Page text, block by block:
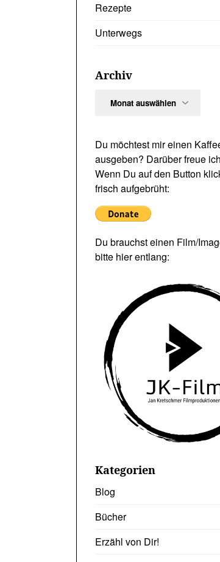
Rezepte
Unterwegs
Archiv
Du möchtest mir einen
ausgeben? Darüber freue
Wenn Du auf den Button
frisch aufgebrüht:
Du brauchst einen Film/
bitte hier entlang:
Kategorien
Blog
Bücher
Erzähl von Dir!